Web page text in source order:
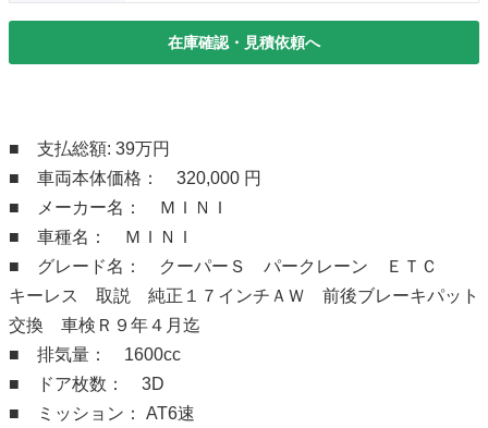
在庫確認・見積依頼へ
■ 支払総額: 39万円
■ 車両本体価格： 320,000 円
■ メーカー名： ＭＩＮＩ
■ 車種名： ＭＩＮＩ
■ グレード名： クーパーＳ パークレーン ＥＴＣ
キーレス 取説 純正１７インチＡＷ 前後ブレーキパット
交換 車検Ｒ９年４月迄
■ 排気量： 1600cc
■ ドア枚数： 3D
■ ミッション： AT6速